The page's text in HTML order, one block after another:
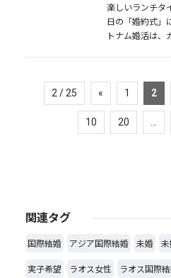
楽しいランチタ
日の「婚約式」
トナム婚活は、
2 / 25 « 1 2
10 20 ...
関連タグ
国際結婚 アジア国際結婚 未婚
実子希望 ラオス女性 ラオス国際